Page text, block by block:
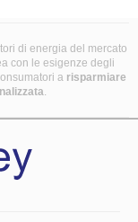
di energia del mercato
con le esigenze degli
a risparmiare
.